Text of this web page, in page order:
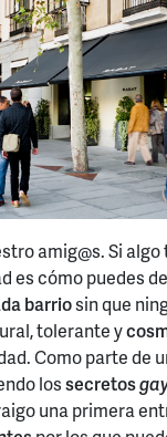
amig@s. Si algo
es cómo puedes
barriosin que
tolerante y
Como parte de
lossecretos
una primera